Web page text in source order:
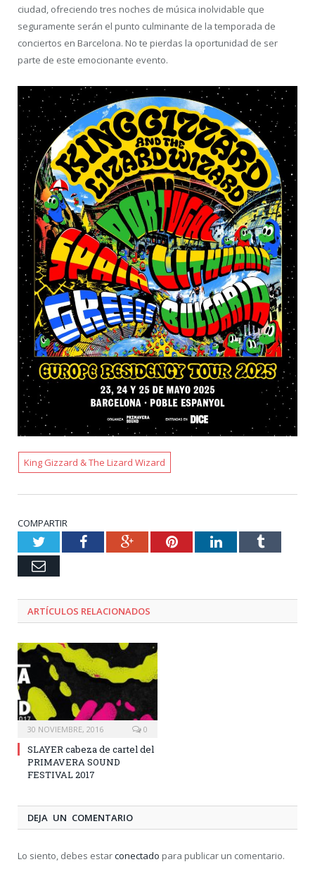
ciudad, ofreciendo tres noches de música inolvidable que
seguramente serán el punto culminante de la temporada de
conciertos en Barcelona. No te pierdas la oportunidad de ser
parte de este emocionante evento.
King Gizzard & The Lizard Wizard
COMPARTIR
TwitterFacebookGoogle+PinterestLinkedInTumblr
Email
ARTÍCULOS RELACIONADOS
30 NOVIEMBRE, 2016 0
SLAYER cabeza de cartel del
PRIMAVERA SOUND
FESTIVAL 2017
DEJA UN COMENTARIO
Lo siento, debes estarconectado para publicar un comentario.